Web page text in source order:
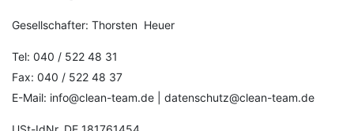
Gesellschafter: Thorsten Heuer
Tel: 040 / 522 48 31
Fax: 040 / 522 48 37
E-Mail: info@clean-team.de | datenschutz@clean-team.de